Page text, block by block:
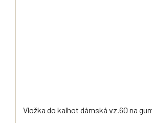
Vložka do kalhot dámská vz.60 na